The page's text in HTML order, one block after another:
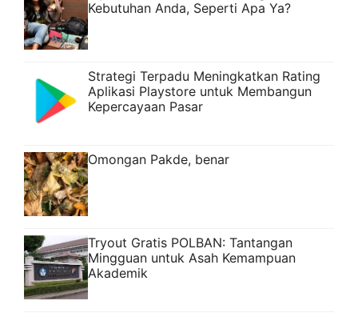
Kebutuhan Anda, Seperti Apa Ya?
Strategi Terpadu Meningkatkan Rating
Aplikasi Playstore untuk Membangun
Kepercayaan Pasar
Omongan Pakde, benar
Tryout Gratis POLBAN: Tantangan
Mingguan untuk Asah Kemampuan
Akademik